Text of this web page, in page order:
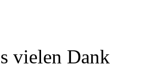
vielen Dank